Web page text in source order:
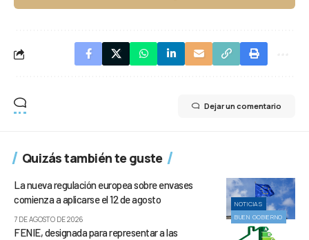
Dejar un comentario
Quizás también te guste
NOTICIAS
BUEN GOBIERNO
La nueva regulación europea sobre envases
comienza a aplicarse el 12 de agosto
7 DE AGOSTO DE 2026
FENIE, designada para representar a las